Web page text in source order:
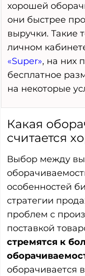
хорошей
они быстрее
выручки. Такие
личном
«Super», на них
бесплатное
на некоторые
Какая
считается
Выбор между
особенностей
стратегии
проблем с
поставкой
стремятся к
оборачивается